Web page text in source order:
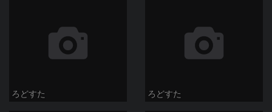
ろどすた ろどすた